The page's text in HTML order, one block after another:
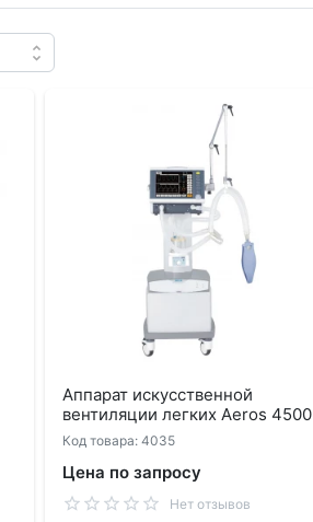
Аппарат искусственной
вентиляции легких Aeros 4500
Код товара: 4035
Цена по запросу
Нет отзывов